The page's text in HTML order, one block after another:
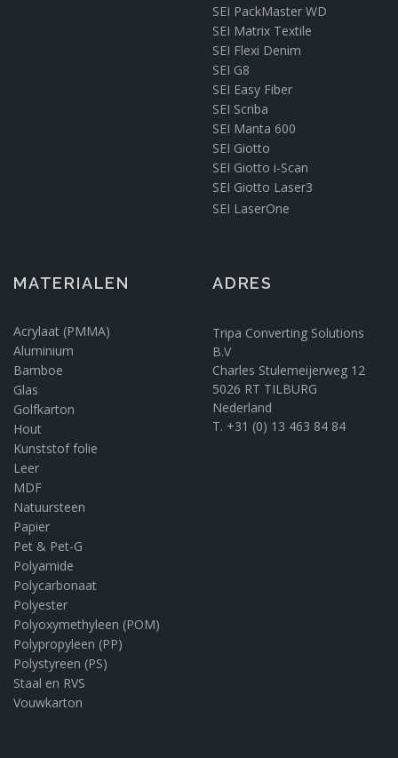
SEI PackMaster WD
SEI Matrix Textile
SEI Flexi Denim
SEI G8
SEI Easy Fiber
SEI Scriba
SEI Manta 600
SEI Giotto
SEI Giotto i-Scan
SEI Giotto Laser3
SEI LaserOne
MATERIALEN
Acrylaat (PMMA)
Aluminium
Bamboe
Glas
Golfkarton
Hout
Kunststof folie
Leer
MDF
Natuursteen
Papier
Pet & Pet-G
Polyamide
Polycarbonaat
Polyester
Polyoxymethyleen (POM)
Polypropyleen (PP)
Polystyreen (PS)
Staal en RVS
Vouwkarton
ADRES
Tripa Converting Solutions
B.V
Charles Stulemeijerweg 12
5026 RT TILBURG
Nederland
T. +31 (0) 13 463 84 84